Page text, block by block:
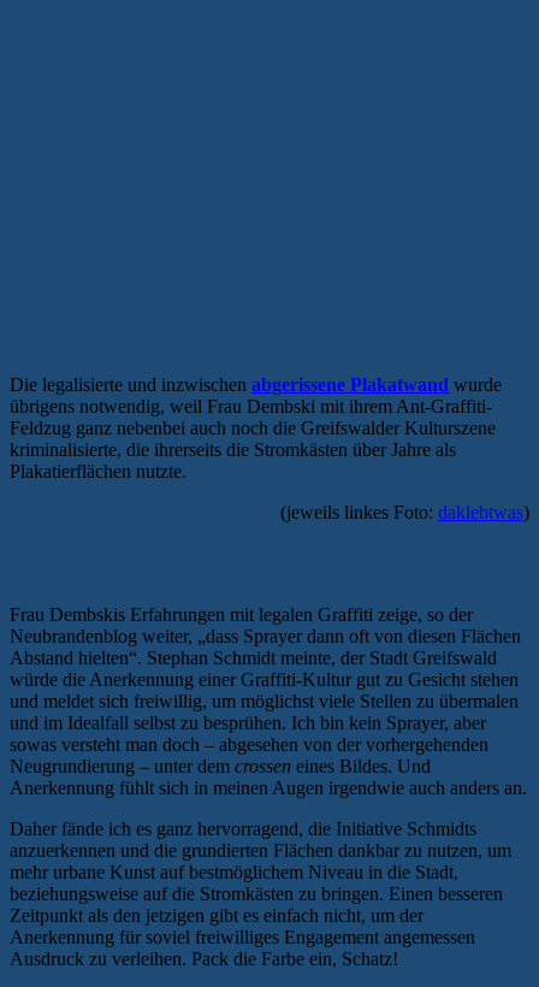
Die legalisierte und inzwischen abgerissene Plakatwand wurde
übrigens notwendig, weil Frau Dembski mit ihrem Ant-Graffiti-
Feldzug ganz nebenbei auch noch die Greifswalder Kulturszene
kriminalisierte, die ihrerseits die Stromkästen über Jahre als
Plakatierflächen nutzte.
(jeweils linkes Foto: daklebtwas)
Frau Dembskis Erfahrungen mit legalen Graffiti zeige, so der
Neubrandenblog weiter, „dass Sprayer dann oft von diesen Flächen
Abstand hielten“. Stephan Schmidt meinte, der Stadt Greifswald
würde die Anerkennung einer Graffiti-Kultur gut zu Gesicht stehen
und meldet sich freiwillig, um möglichst viele Stellen zu übermalen
und im Idealfall selbst zu besprühen. Ich bin kein Sprayer, aber
sowas versteht man doch – abgesehen von der vorhergehenden
Neugrundierung – unter dem crossen eines Bildes. Und
Anerkennung fühlt sich in meinen Augen irgendwie auch anders an.
Daher fände ich es ganz hervorragend, die Initiative Schmidts
anzuerkennen und die grundierten Flächen dankbar zu nutzen, um
mehr urbane Kunst auf bestmöglichem Niveau in die Stadt,
beziehungsweise auf die Stromkästen zu bringen. Einen besseren
Zeitpunkt als den jetzigen gibt es einfach nicht, um der
Anerkennung für soviel freiwilliges Engagement angemessen
Ausdruck zu verleihen. Pack die Farbe ein, Schatz!